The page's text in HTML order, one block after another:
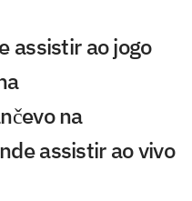
assistir ao jogo
na
assistir ao vivo